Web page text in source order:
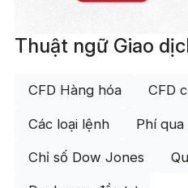
Thuật ngữ Giao
CFD Hàng hóa CFD
Các loại lệnh Phí qua
Chỉ số Dow Jones